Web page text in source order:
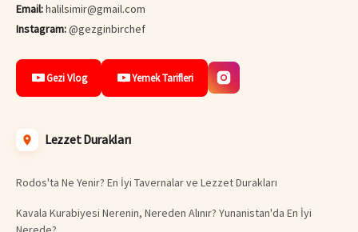
Email:halilsimir@gmail.com
Instagram:@gezginbirchef
Gezi Vlog Yemek Tarifleri
Lezzet Durakları
Rodos'ta Ne Yenir? En İyi Tavernalar ve Lezzet Durakları
Kavala Kurabiyesi Nerenin, Nereden Alınır? Yunanistan'da En İyi